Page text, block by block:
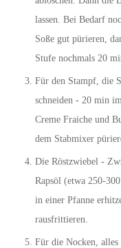
lassen. Bei Bedarf
Soße gut pürieren,
Stufe nochmals 20
Für den Stampf, die
schneiden - 20 min
Creme Fraiche und
dem Stabmixer
Die Röstzwiebel -
Rapsöl (etwa 250-
in einer Pfanne
rausfrittieren.
Für die Nocken, alles